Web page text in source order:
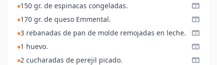
150 gr. de espinacas congeladas.
170 gr. de queso Emmental.
3 rebanadas de pan de molde remojadas en leche.
1 huevo.
2 cucharadas de perejil picado.